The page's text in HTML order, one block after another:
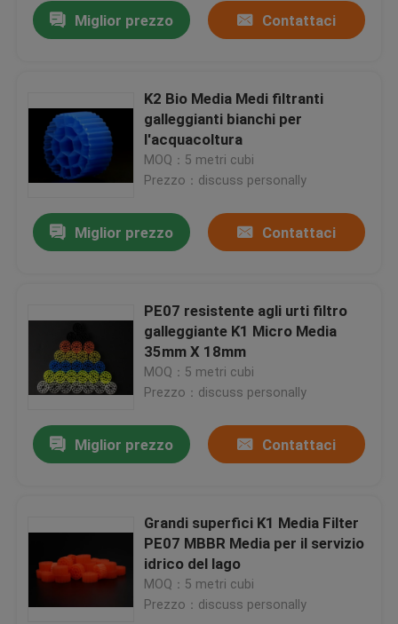
Miglior prezzo Contattaci
K2 Bio Media Medi filtranti
galleggianti bianchi per
l'acquacoltura
MOQ：5 metri cubi
Prezzo：discuss personally
Miglior prezzo Contattaci
PE07 resistente agli urti filtro
galleggiante K1 Micro Media
35mm X 18mm
MOQ：5 metri cubi
Prezzo：discuss personally
Miglior prezzo Contattaci
Grandi superfici K1 Media Filter
PE07 MBBR Media per il servizio
idrico del lago
MOQ：5 metri cubi
Prezzo：discuss personally